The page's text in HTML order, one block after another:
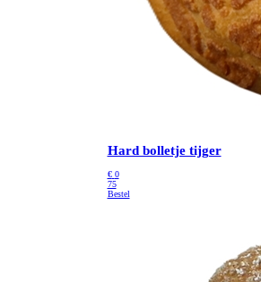
Hard bolletje tijger
€ 0
75
Bestel